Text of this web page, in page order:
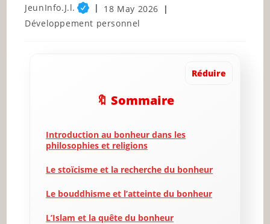
Post
author:
JeunInfo.J.l.
Post
published:
18 May 2026
Post
Développement personnel
Réduire
🔖 Sommaire
Introduction au bonheur dans les
philosophies et religions
Le stoïcisme et la recherche du bonheur
Le bouddhisme et l’atteinte du bonheur
L’Islam et la quête du bonheur